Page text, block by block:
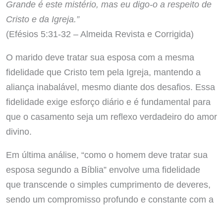
Grande é este mistério, mas eu digo-o a respeito de
Cristo e da Igreja.”
(Efésios 5:31-32 – Almeida Revista e Corrigida)
O marido deve tratar sua esposa com a mesma
fidelidade que Cristo tem pela Igreja, mantendo a
aliança inabalável, mesmo diante dos desafios. Essa
fidelidade exige esforço diário e é fundamental para
que o casamento seja um reflexo verdadeiro do amor
divino.
Em última análise, “como o homem deve tratar sua
esposa segundo a Bíblia” envolve uma fidelidade
que transcende o simples cumprimento de deveres,
sendo um compromisso profundo e constante com a